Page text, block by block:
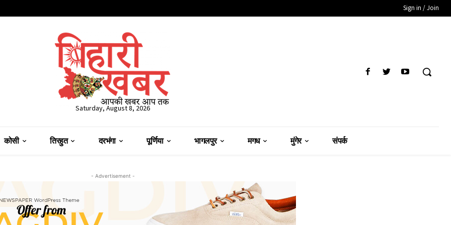
Sign in / Join
Saturday, August 8, 2026
कोसी तिरहुत दरभंगा पूर्णिया भागलपुर मगध मुंगेर संपर्क
- Advertisement -